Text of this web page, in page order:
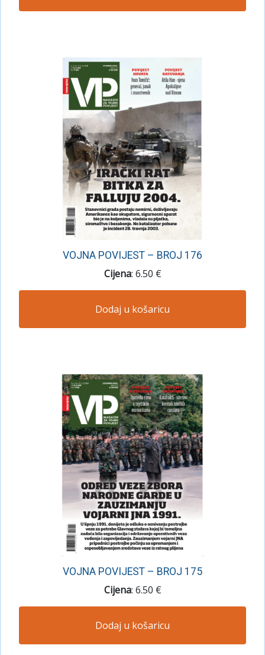
VOJNA POVIJEST – BROJ 176
Cijena: 6.50 €
Dodaj u košaricu
VOJNA POVIJEST – BROJ 175
Cijena: 6.50 €
Dodaj u košaricu